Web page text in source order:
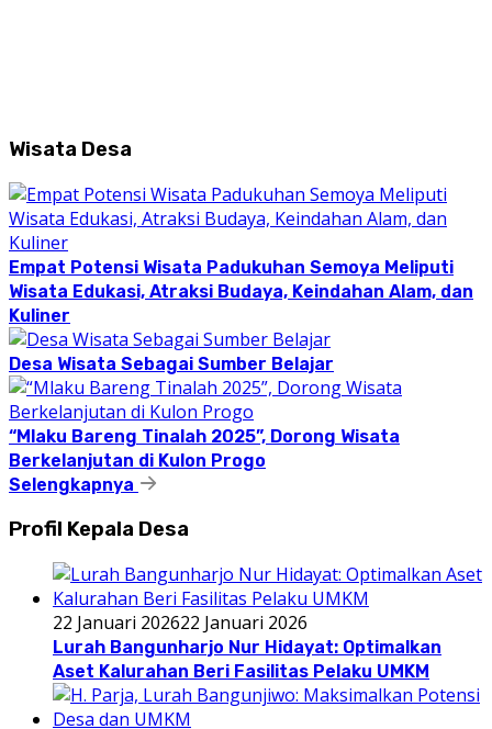
Wisata Desa
Empat Potensi Wisata Padukuhan Semoya Meliputi
Wisata Edukasi, Atraksi Budaya, Keindahan Alam, dan
Kuliner
Desa Wisata Sebagai Sumber Belajar
“Mlaku Bareng Tinalah 2025”, Dorong Wisata
Berkelanjutan di Kulon Progo
Selengkapnya
Profil Kepala Desa
22 Januari 202622 Januari 2026
Lurah Bangunharjo Nur Hidayat: Optimalkan
Aset Kalurahan Beri Fasilitas Pelaku UMKM